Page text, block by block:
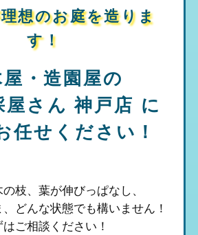
想のお庭を造りま
す！
・造園屋の
屋さん 神戸店 に
任せください！
枝、葉が伸びっぱなし、
どんな状態でも構いません！
はご相談ください！